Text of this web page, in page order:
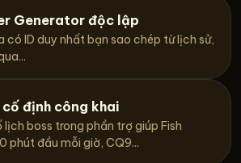
Generator độc lập
có ID duy nhất bạn sao chép từ lịch sử,
định công khai
boss trong phần trợ giúp Fish
phút đầu mỗi giờ, CQ9...